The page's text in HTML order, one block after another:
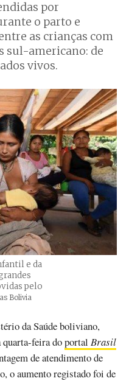
por
o parto e
as crianças com
sul-americano: de
vivos.
e da
pelo
Bolivia
da Saúde boliviano,
quarta-feira doportal Brasil
de atendimento de
o aumento registado foi de